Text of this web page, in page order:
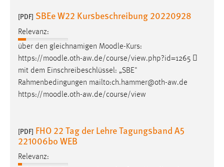
[PDF] SBEe W22 Kursbeschreibung 20220928
Relevanz:
über den gleichnamigen Moodle-Kurs:
https://moodle.oth-aw.de/course/view.php?id=1265 
mit dem Einschreibeschlüssel: „SBE"
Rahmenbedingungen mailto:ch.hammer@oth-aw.de
https://moodle.oth-aw.de/course/view
[PDF] FHO 22 Tag der Lehre Tagungsband A5
221006bo WEB
Relevanz:
Cookie Laufzeit:
Facebook Pixel
Name:
_fbp
Facebook
Conversion-Tracking